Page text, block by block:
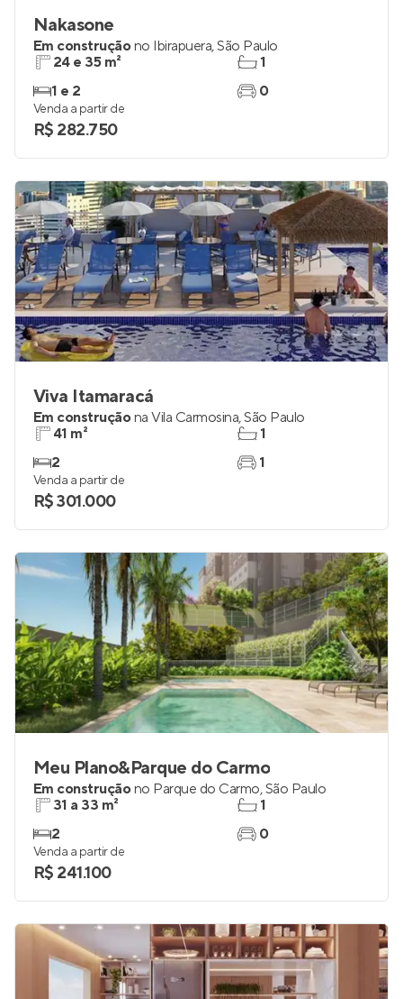
Nakasone
Em construçãono Ibirapuera,São Paulo
24 e 35 m²
1 e 2
1
0
Venda a partir de
R$ 282.750
Viva Itamaracá
Em construçãona Vila Carmosina,São Paulo
41 m²
2
1
1
Venda a partir de
R$ 301.000
Meu Plano&Parque do Carmo
Em construçãono Parque do Carmo,São Paulo
31 a 33 m²
2
1
0
Venda a partir de
R$ 241.100